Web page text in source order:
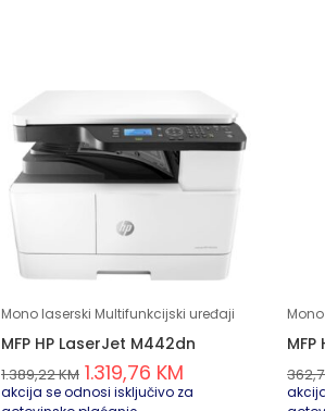
Mono laserski Multifunkcijski uređaji
MFP HP LaserJet M442dn
1.389,22KM 1.319,76 KM
akcija se odnosi isključivo za